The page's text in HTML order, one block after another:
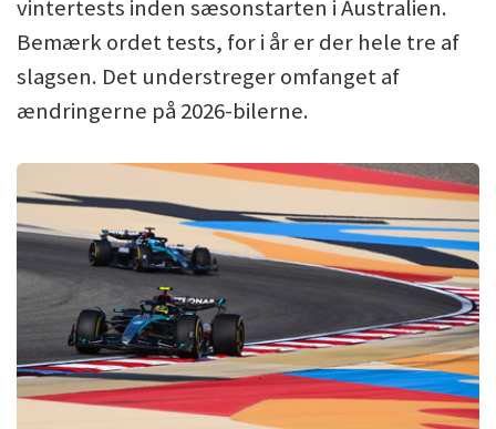
vintertests inden sæsonstarten i Australien.
Bemærk ordet tests, for i år er der hele tre af
slagsen. Det understreger omfanget af
ændringerne på 2026-bilerne.